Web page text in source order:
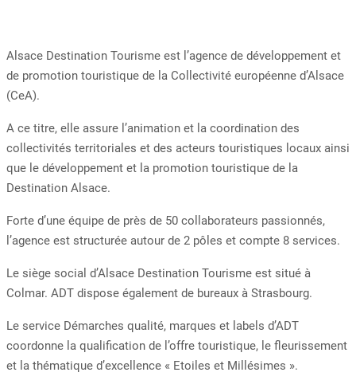
Alsace Destination Tourisme est l’agence de développement et
de promotion touristique de la Collectivité européenne d’Alsace
(CeA).
A ce titre, elle assure l’animation et la coordination des
collectivités territoriales et des acteurs touristiques locaux ainsi
que le développement et la promotion touristique de la
Destination Alsace.
Forte d’une équipe de près de 50 collaborateurs passionnés,
l’agence est structurée autour de 2 pôles et compte 8 services.
Le siège social d’Alsace Destination Tourisme est situé à
Colmar. ADT dispose également de bureaux à Strasbourg.
Le service Démarches qualité, marques et labels d’ADT
coordonne la qualification de l’offre touristique, le fleurissement
et la thématique d’excellence « Etoiles et Millésimes ».